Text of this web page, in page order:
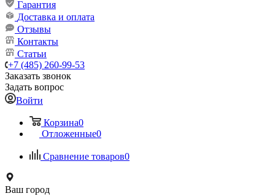
Гарантия
Доставка и оплата
Отзывы
Контакты
Статьи
+7 (485) 260-99-53
Заказать звонок
Задать вопрос
Войти
Корзина0
Отложенные0
Сравнение товаров0
Ваш город